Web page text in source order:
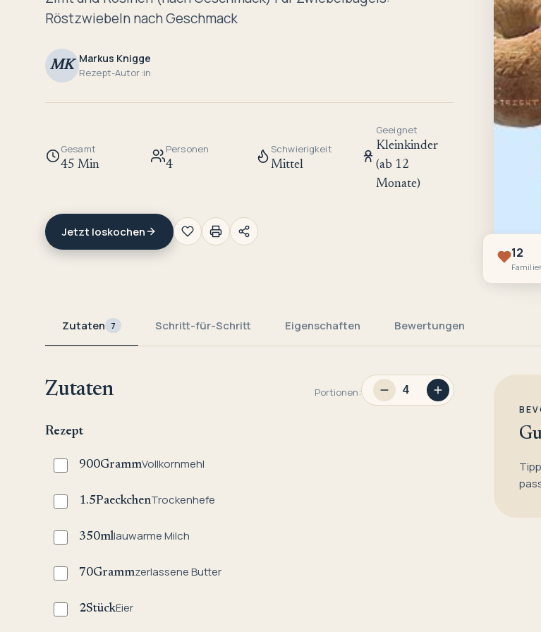
Röstzwiebeln nach Geschmack
MK Markus Knigge
Rezept-Autor:in
Gesamt
45 Min
Personen
4
Schwierigkeit
Mittel
Geeignet
Kleinkinder
(ab 12
Monate)
Jetzt loskochen
12
Zutaten 7 Schritt-für-Schritt Eigenschaften Bewertungen
Zutaten Portionen:
Rezept
900GrammVollkornmehl
1.5PaeckchenTrockenhefe
350mllauwarme Milch
70Grammzerlassene Butter
2StückEier